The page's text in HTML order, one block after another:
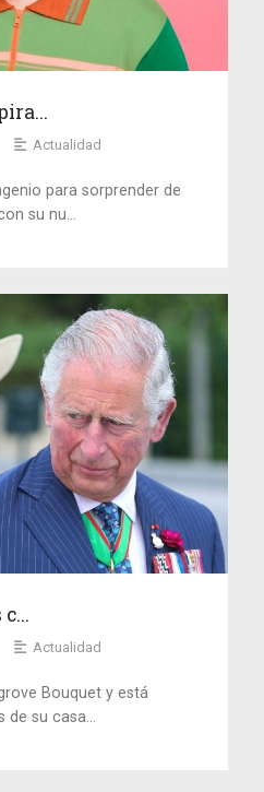
Actualidad
para sorprender de
su nu...
Actualidad
Bouquet y está
su casa...